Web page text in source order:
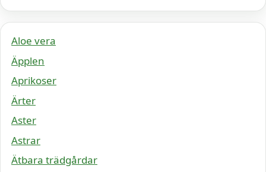
Aloe vera
Äpplen
Aprikoser
Ärter
Aster
Astrar
Ätbara trädgårdar